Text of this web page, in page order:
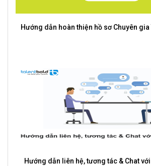
Hướng dẫn hoàn thiện hồ sơ Chuyên gia
Hướng dẫn liên hệ, tương tác & Chat